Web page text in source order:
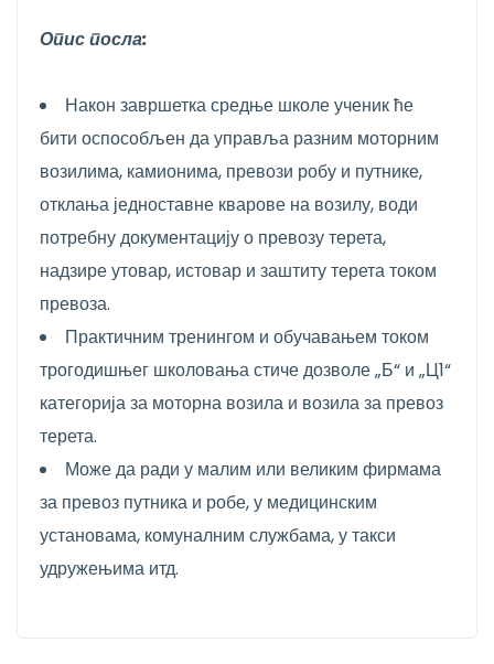
Опис посла:
Након завршетка средње школе ученик ће
бити оспособљен да управља разним моторним
возилима, камионима, превози робу и путнике,
отклања једноставне кварове на возилу, води
потребну документацију о превозу терета,
надзире утовар, истовар и заштиту терета током
превоза.
Практичним тренингом и обучавањем током
трогодишњег школовања стиче дозволе „Б“ и „Ц1“
категорија за моторна возила и возила за превоз
терета.
Може да ради у малим или великим фирмама
за превоз путника и робе, у медицинским
установама, комуналним службама, у такси
удружењима итд.